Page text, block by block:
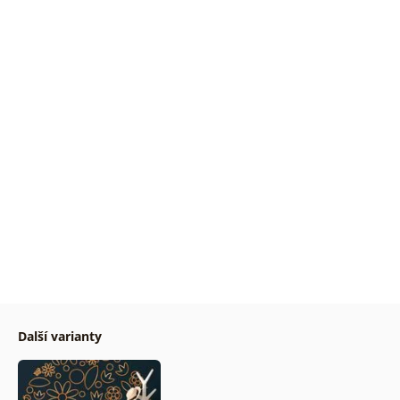
Další varianty